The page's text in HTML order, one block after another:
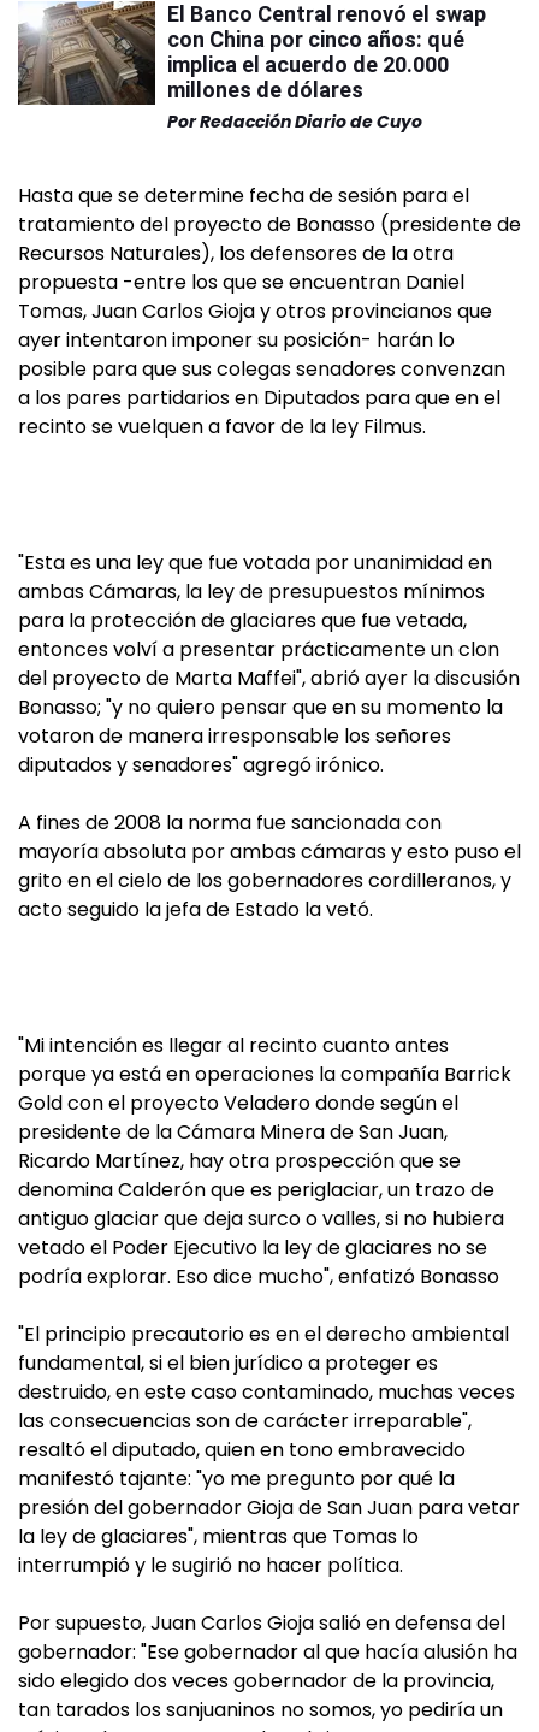
El Banco Central renovó el swap
con China por cinco años: qué
implica el acuerdo de 20.000
millones de dólares
PorRedacción Diario de Cuyo
Hasta que se determine fecha de sesión para el
tratamiento del proyecto de Bonasso (presidente de
Recursos Naturales), los defensores de la otra
propuesta -entre los que se encuentran Daniel
Tomas, Juan Carlos Gioja y otros provincianos que
ayer intentaron imponer su posición- harán lo
posible para que sus colegas senadores convenzan
a los pares partidarios en Diputados para que en el
recinto se vuelquen a favor de la ley Filmus.
"Esta es una ley que fue votada por unanimidad en
ambas Cámaras, la ley de presupuestos mínimos
para la protección de glaciares que fue vetada,
entonces volví a presentar prácticamente un clon
del proyecto de Marta Maffei", abrió ayer la discusión
Bonasso; "y no quiero pensar que en su momento la
votaron de manera irresponsable los señores
diputados y senadores" agregó irónico.
A fines de 2008 la norma fue sancionada con
mayoría absoluta por ambas cámaras y esto puso el
grito en el cielo de los gobernadores cordilleranos, y
acto seguido la jefa de Estado la vetó.
"Mi intención es llegar al recinto cuanto antes
porque ya está en operaciones la compañía Barrick
Gold con el proyecto Veladero donde según el
presidente de la Cámara Minera de San Juan,
Ricardo Martínez, hay otra prospección que se
denomina Calderón que es periglaciar, un trazo de
antiguo glaciar que deja surco o valles, si no hubiera
vetado el Poder Ejecutivo la ley de glaciares no se
podría explorar. Eso dice mucho", enfatizó Bonasso
"El principio precautorio es en el derecho ambiental
fundamental, si el bien jurídico a proteger es
destruido, en este caso contaminado, muchas veces
las consecuencias son de carácter irreparable",
resaltó el diputado, quien en tono embravecido
manifestó tajante: "yo me pregunto por qué la
presión del gobernador Gioja de San Juan para vetar
la ley de glaciares", mientras que Tomas lo
interrumpió y le sugirió no hacer política.
Por supuesto, Juan Carlos Gioja salió en defensa del
gobernador: "Ese gobernador al que hacía alusión ha
sido elegido dos veces gobernador de la provincia,
tan tarados los sanjuaninos no somos, yo pediría un